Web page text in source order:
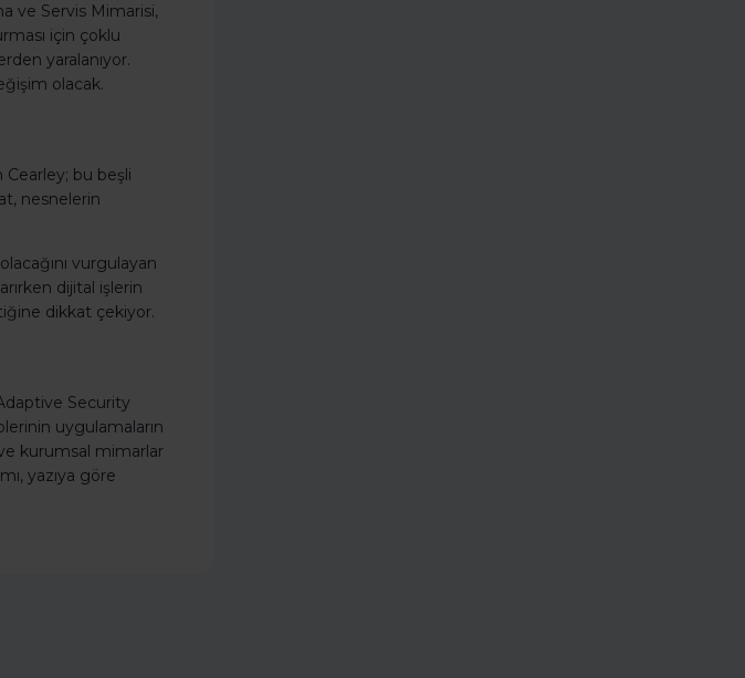
ve Servis Mimarisi,
için çoklu
yaralanıyor.
olacak.
Cearley; bu beşli
nesnelerin
vurgulayan
dijital işlerin
dikkat çekiyor.
Security
uygulamaların
kurumsal mimarlar
yazıya göre